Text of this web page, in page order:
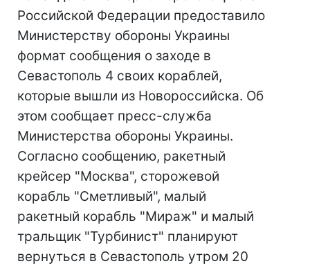
Российской Федерации предоставило
Министерству обороны Украины
формат сообщения о заходе в
Севастополь 4 своих кораблей,
которые вышли из Новороссийска. Об
этом сообщает пресс-служба
Министерства обороны Украины.
Согласно сообщению, ракетный
крейсер "Москва", сторожевой
корабль "Сметливый", малый
ракетный корабль "Мираж" и малый
тральщик "Турбинист" планируют
вернуться в Севастополь утром 20